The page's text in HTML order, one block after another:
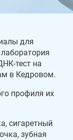
для
тест на
в Кедровом.
профиля их
сигаретный
зубная